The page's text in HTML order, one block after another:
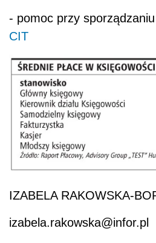
- pomoc przy
CIT
IZABELA RAKOWSKA-
izabela.rakowska@infor.pl